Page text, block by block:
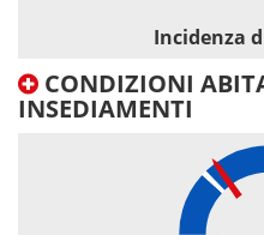
Incidenza
CONDIZIONI
INSEDIAMENTI